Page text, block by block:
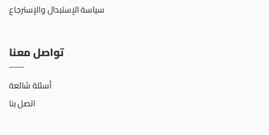
سياسة الإستبدال والإسترجاع
تواصل معنا
أسئلة شائعة
اتصل بنا